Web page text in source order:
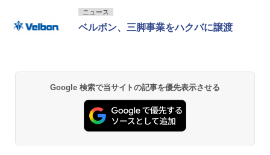
ニュース
ベルボン、三脚事業をハクバに譲渡
Google 検索で当サイトの記事を優先表示させる